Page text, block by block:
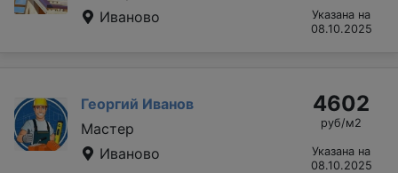
Иваново
Указана на
08.10.2025
Георгий Иванов
Мастер
Иваново
4602
руб/м2
Указана на
08.10.2025